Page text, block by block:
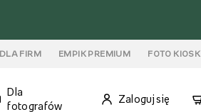
DLA FIRM EMPIK PREMIUM FOTO KIOSK
Dla
fotografów
Zaloguj się